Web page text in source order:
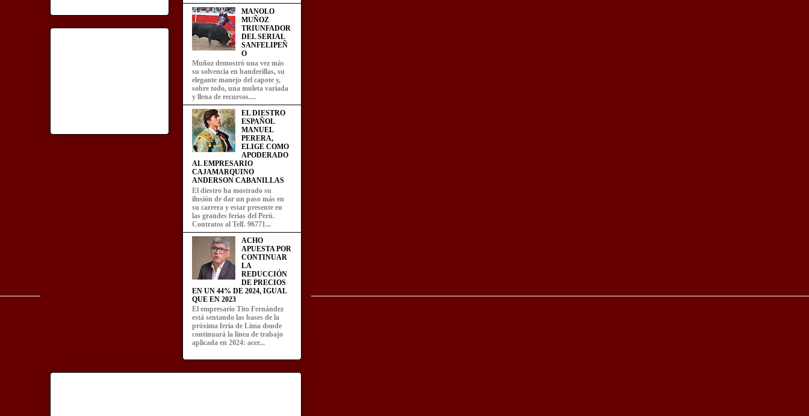
MANOLO
MUÑOZ
TRIUNFADOR
DEL SERIAL
SANFELIPEÑ
O
Muñoz demostró una vez más
su solvencia en banderillas, su
elegante manejo del capote y,
sobre todo, una muleta variada
y llena de recursos....
EL DIESTRO
ESPAÑOL
MANUEL
PERERA,
ELIGE COMO
APODERADO
AL EMPRESARIO
CAJAMARQUINO
ANDERSON CABANILLAS
El diestro ha mostrado su
ilusión de dar un paso más en
su carrera y estar presente en
las grandes ferias del Perú.
Contratos al Telf. 96771...
ACHO
APUESTA POR
CONTINUAR
LA
REDUCCIÓN
DE PRECIOS
EN UN 44% DE 2024, IGUAL
QUE EN 2023
El empresario Tito Fernández
está sentando las bases de la
próxima feria de Lima donde
continuará la línea de trabajo
aplicada en 2024: acer...